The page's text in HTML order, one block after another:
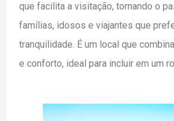
que facilita a visitação, tornando o
famílias, idosos e viajantes que
tranquilidade. É um local que
e conforto, ideal para incluir em um